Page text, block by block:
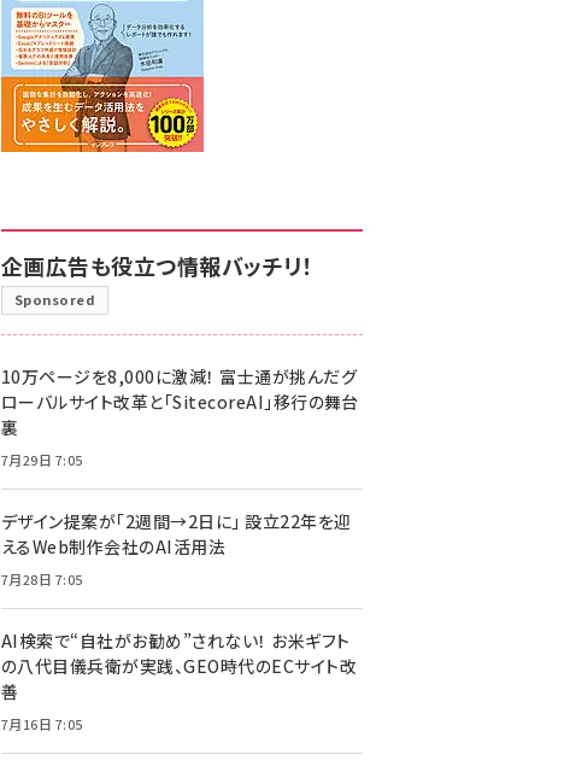
7月31日 10:00
企画広告も役立つ情報バッチリ！
Sponsored
10万ページを8,000に激減！ 富士通が挑んだグ
ローバルサイト改革と「SitecoreAI」移行の舞台
裏
7月29日 7:05
デザイン提案が「2週間→2日に」 設立22年を迎
えるWeb制作会社のAI活用法
7月28日 7:05
AI検索で“自社がお勧め”されない！ お米ギフト
の八代目儀兵衛が実践、GEO時代のECサイト改
善
7月16日 7:05